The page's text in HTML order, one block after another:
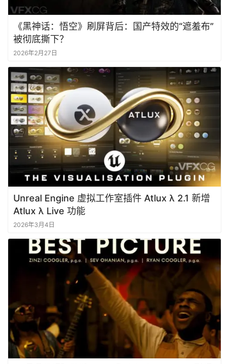
《黑神话：悟空》刷屏背后：国产特效的“遮羞布”
被彻底撕下？
2026年2月27日
Unreal Engine 虚拟工作室插件 Atlux λ 2.1 新增
Atlux λ Live 功能
2026年3月4日